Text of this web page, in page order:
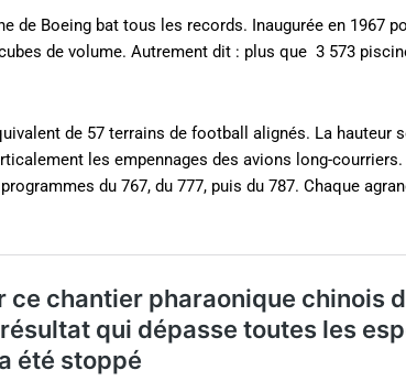
de Boeing bat tous les records. Inaugurée en 1967
de volume. Autrement dit : plus que 3 573
de 57 terrains de football alignés. La hauteur
les empennages des avions long-
du 767, du 777, puis du 787. Chaque